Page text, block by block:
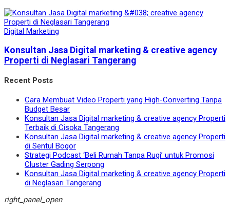
Digital Marketing
Konsultan Jasa Digital marketing & creative agency
Properti di Neglasari Tangerang
Recent Posts
Cara Membuat Video Properti yang High-Converting Tanpa
Budget Besar
Konsultan Jasa Digital marketing & creative agency Properti
Terbaik di Cisoka Tangerang
Konsultan Jasa Digital marketing & creative agency Properti
di Sentul Bogor
Strategi Podcast ‘Beli Rumah Tanpa Rugi’ untuk Promosi
Cluster Gading Serpong
Konsultan Jasa Digital marketing & creative agency Properti
di Neglasari Tangerang
right_panel_open